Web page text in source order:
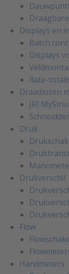
Displays en
Batch
Displays
Rate-
Draadlozen
JRI
Druk
Drukverschil
Flow
Handmeters